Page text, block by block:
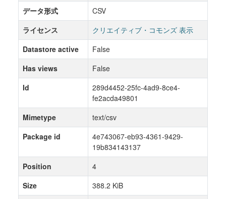
データ形式
CSV
ライセンス
クリエイティブ・コモンズ 表示
Datastore active
False
Has views
False
Id
289d4452-25fc-4ad9-8ce4-
fe2acda49801
Mimetype
text/csv
Package id
4e743067-eb93-4361-9429-
19b834143137
Position
4
Size
388.2 KiB